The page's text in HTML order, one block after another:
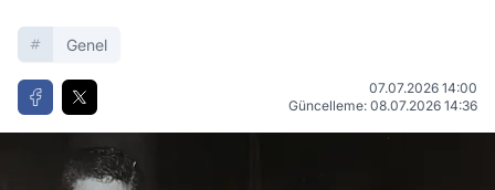
Genel
07.07.2026 14:00
Güncelleme: 08.07.2026 14:36